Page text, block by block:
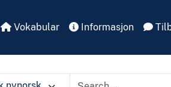
Vokabular Informasjon